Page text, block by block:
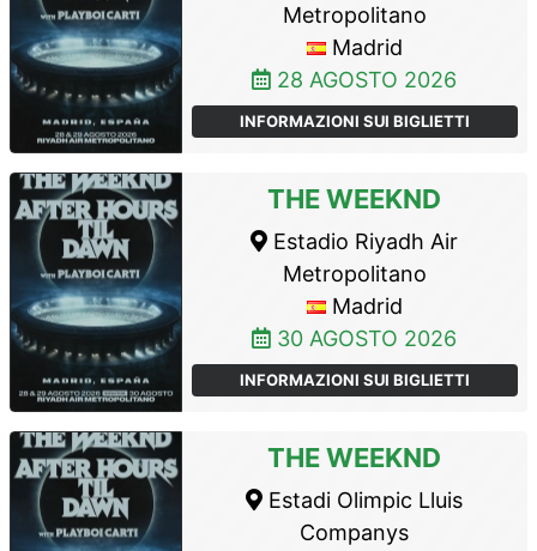
Metropolitano
Madrid
28 AGOSTO 2026
INFORMAZIONI SUI BIGLIETTI
THE WEEKND
Estadio Riyadh Air
Metropolitano
Madrid
30 AGOSTO 2026
INFORMAZIONI SUI BIGLIETTI
THE WEEKND
Estadi Olimpic Lluis
Companys